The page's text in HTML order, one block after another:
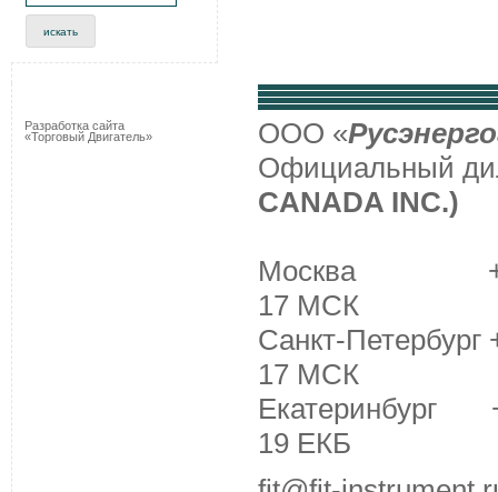
Разработка сайта
«Торговый Двигатель»
ООО «
Официальный
CANADA INC.)
Москва +7
17 МСК
Санкт-
17 МСК
Екатеринбург
19 ЕКБ